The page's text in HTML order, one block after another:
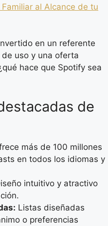
al Alcance de tu
en un referente
uso y una oferta
hace que Spotify sea
de
más de 100 millones
en todos los idiomas y
intuitivo y atractivo
Listas diseñadas
o preferencias